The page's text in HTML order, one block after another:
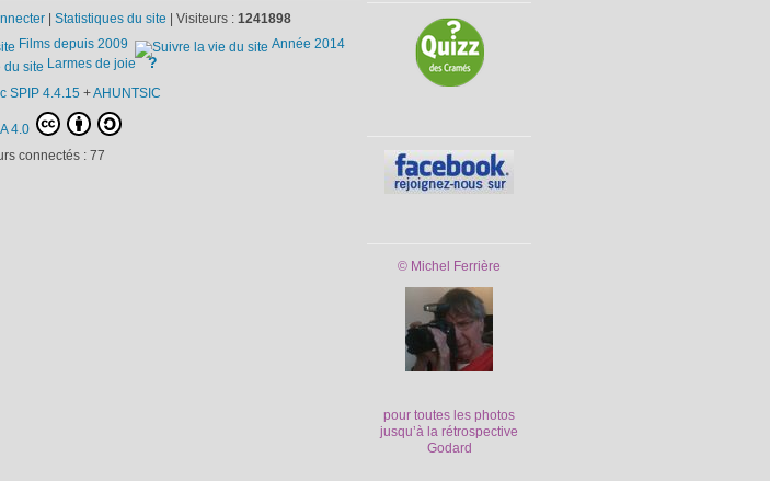
© Michel Ferrière
pour toutes les photos
jusqu’à la rétrospective
Godard
| Statistiques du site | Visiteurs : 1241898
Films depuis 2009
Année 2014
Larmes de joie
?
SPIP 4.4.15 +AHUNTSIC
4.0
connectés : 77